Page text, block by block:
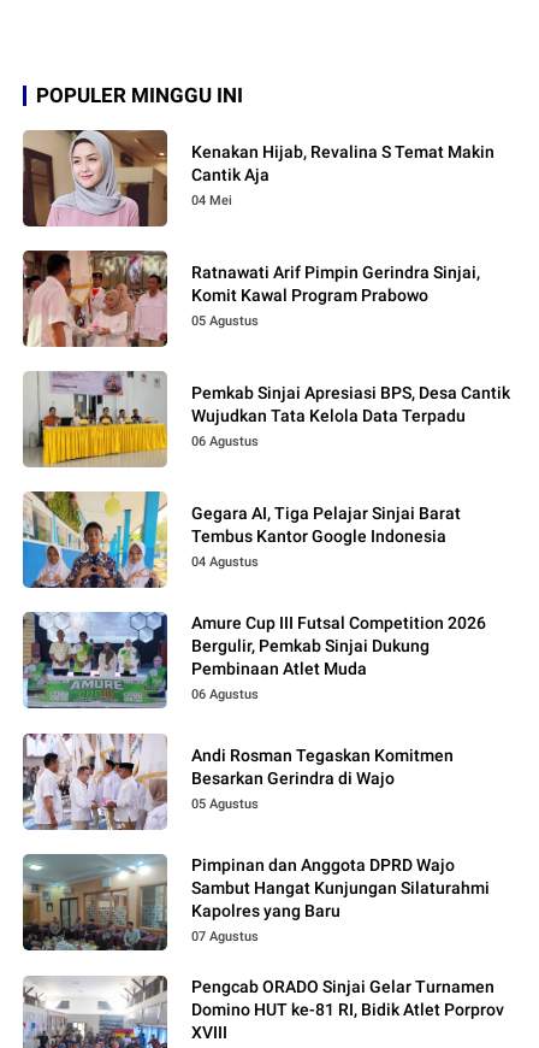
POPULER MINGGU INI
Kenakan Hijab, Revalina S Temat Makin
Cantik Aja
04 Mei
Ratnawati Arif Pimpin Gerindra Sinjai,
Komit Kawal Program Prabowo
05 Agustus
Pemkab Sinjai Apresiasi BPS, Desa Cantik
Wujudkan Tata Kelola Data Terpadu
06 Agustus
Gegara AI, Tiga Pelajar Sinjai Barat
Tembus Kantor Google Indonesia
04 Agustus
Amure Cup III Futsal Competition 2026
Bergulir, Pemkab Sinjai Dukung
Pembinaan Atlet Muda
06 Agustus
Andi Rosman Tegaskan Komitmen
Besarkan Gerindra di Wajo
05 Agustus
Pimpinan dan Anggota DPRD Wajo
Sambut Hangat Kunjungan Silaturahmi
Kapolres yang Baru
07 Agustus
Pengcab ORADO Sinjai Gelar Turnamen
Domino HUT ke-81 RI, Bidik Atlet Porprov
XVIII